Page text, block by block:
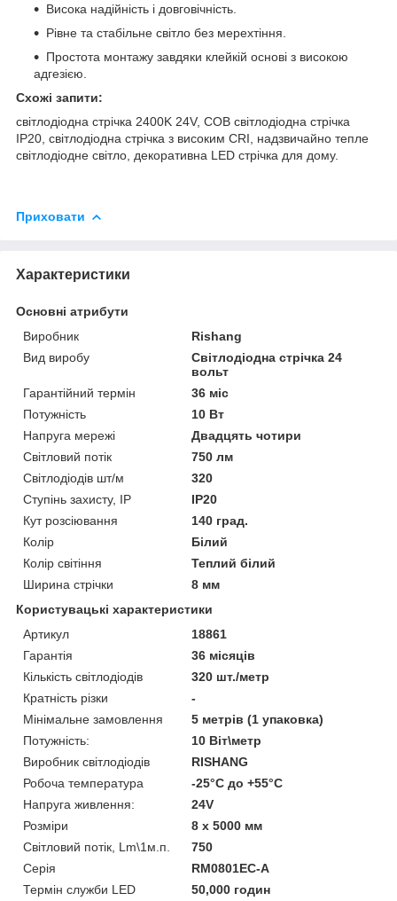
Висока надійність і довговічність.
Рівне та стабільне світло без мерехтіння.
Простота монтажу завдяки клейкій основі з високою
адгезією.
Схожі запити:
світлодіодна стрічка 2400K 24V, COB світлодіодна стрічка
IP20, світлодіодна стрічка з високим CRI, надзвичайно тепле
світлодіодне світло, декоративна LED стрічка для дому.
Приховати
Характеристики
Основні атрибути
Виробник
Rishang
Вид виробу
Світлодіодна стрічка 24
вольт
Гарантійний термін
36 міс
Потужність
10 Вт
Напруга мережі
Двадцять чотири
Світловий потік
750 лм
Світлодіодів шт/м
320
Ступінь захисту, IP
IP20
Кут розсіювання
140 град.
Колір
Білий
Колір світіння
Теплий білий
Ширина стрічки
8 мм
Користувацькі характеристики
Артикул
18861
Гарантія
36 місяців
Кількість світлодіодів
320 шт./метр
Кратність різки
-
Мінімальне замовлення
5 метрів (1 упаковка)
Потужність:
10 Віт\метр
Виробник світлодіодів
RISHANG
Робоча температура
-25°С до +55°С
Напруга живлення:
24V
Розміри
8 х 5000 мм
Світловий потік, Lm\1м.п.
750
Серія
RM0801EC-A
Термін служби LED
50,000 годин